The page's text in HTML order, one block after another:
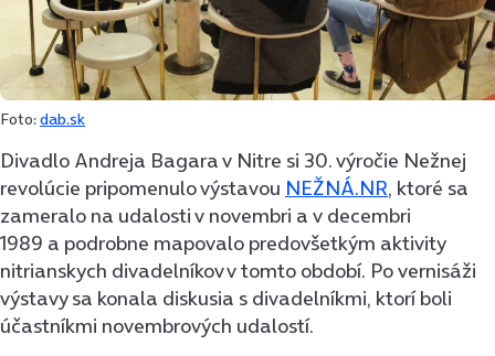
Foto:dab.sk
Divadlo Andreja Bagara v Nitre si 30. výročie Nežnej
revolúcie pripomenulo výstavou NEŽNÁ.NR, ktoré sa
zameralo na udalosti v novembri a v decembri
1989 a podrobne mapovalo predovšetkým aktivity
nitrianskych divadelníkov v tomto období. Po vernisáži
výstavy sa konala diskusia s divadelníkmi, ktorí boli
účastníkmi novembrových udalostí.